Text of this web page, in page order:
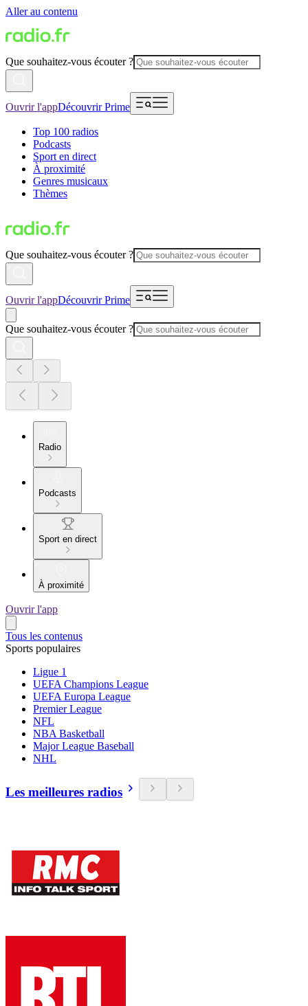
Aller au contenu
Que souhaitez-vous écouter ?
Ouvrir l'appDécouvrir Prime
Top 100 radios
Podcasts
Sport en direct
À proximité
Genres musicaux
Thèmes
Que souhaitez-vous écouter ?
Ouvrir l'appDécouvrir Prime
Que souhaitez-vous écouter ?
Radio
Podcasts
Sport en direct
À proximité
Ouvrir l'app
Tous les contenus
Sports populaires
Ligue 1
UEFA Champions League
UEFA Europa League
Premier League
NFL
NBA Basketball
Major League Baseball
NHL
Les meilleures radios